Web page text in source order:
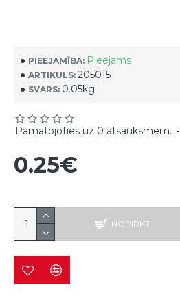
PIEEJAMĪBA: Pieejams
ARTIKULS: 205015
SVARS: 0.05kg
Pamatojoties uz 0 atsauksmēm. -
0.25€
NOPIRKT